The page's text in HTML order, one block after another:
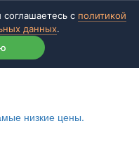
соглашаетесь с политикой
данных.
низкие цены.